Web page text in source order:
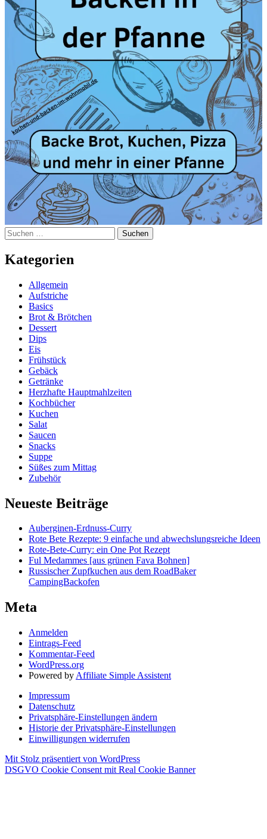
Suchen
nach:
Kategorien
Allgemein
Aufstriche
Basics
Brot & Brötchen
Dessert
Dips
Eis
Frühstück
Gebäck
Getränke
Herzhafte Hauptmahlzeiten
Kochbücher
Kuchen
Salat
Saucen
Snacks
Suppe
Süßes zum Mittag
Zubehör
Neueste Beiträge
Auberginen-Erdnuss-Curry
Rote Bete Rezepte: 9 einfache und abwechslungsreiche Ideen
Rote-Bete-Curry: ein One Pot Rezept
Ful Medammes [aus grünen Fava Bohnen]
Russischer Zupfkuchen aus dem RoadBaker
CampingBackofen
Meta
Anmelden
Eintrags-Feed
Kommentar-Feed
WordPress.org
Powered by Affiliate Simple Assistent
Impressum
Datenschutz
Privatsphäre-Einstellungen ändern
Historie der Privatsphäre-Einstellungen
Einwilligungen widerrufen
Mit Stolz präsentiert von WordPress
DSGVO Cookie Consent mit Real Cookie Banner